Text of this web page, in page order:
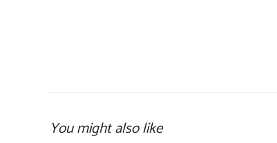
You might also like